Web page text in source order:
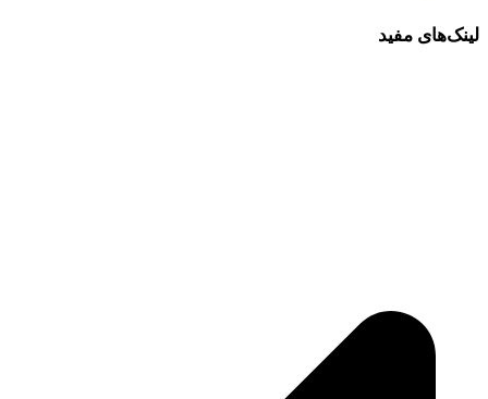
لینک‌های مفید